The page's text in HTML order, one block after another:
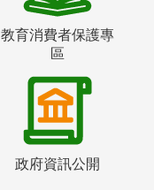
教育消費者保護專
區
政府資訊公開